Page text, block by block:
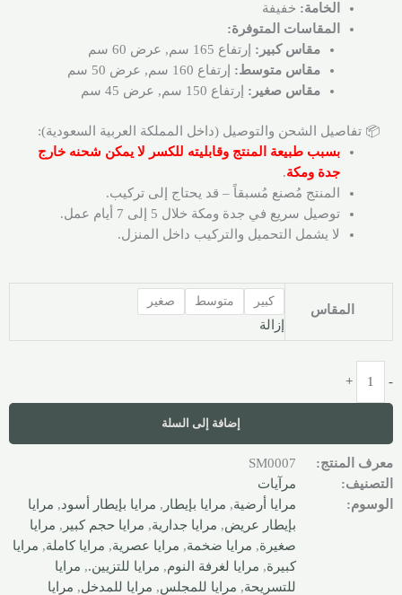
الخامة: خفيفة
المقاسات المتوفرة:
مقاس كبير: إرتفاع 165 سم, عرض 60 سم
مقاس متوسط: إرتفاع 160 سم, عرض 50 سم
مقاس صغير: إرتفاع 150 سم, عرض 45 سم
📦 تفاصيل الشحن والتوصيل (داخل المملكة العربية السعودية):
بسبب طبيعة المنتج وقابليته للكسر لا يمكن شحنه خارج
جدة ومكة.
المنتج مُصنع مُسبقاً – قد يحتاج إلى تركيب.
توصيل سريع في جدة ومكة خلال 5 إلى 7 أيام عمل.
لا يشمل التحميل والتركيب داخل المنزل.
المقاس
كبير متوسط صغير
إزالة
-
+
إضافة إلى السلة
معرف المنتج:
SM0007
التصنيف:
مرآيات
الوسوم:
مرايا أرضية, مرايا بإيطار , مرايا بإيطار أسود, مرايا
بإيطار عريض, مرايا جدارية, مرايا حجم كبير , مرايا
صغيرة, مرايا ضخمة, مرايا عصرية, مرايا كاملة, مرايا
كبيرة, مرايا لغرفة النوم, مرايا للتزيين., مرايا
للتسريحة, مرايا للمجلس, مرايا للمدخل, مرايا